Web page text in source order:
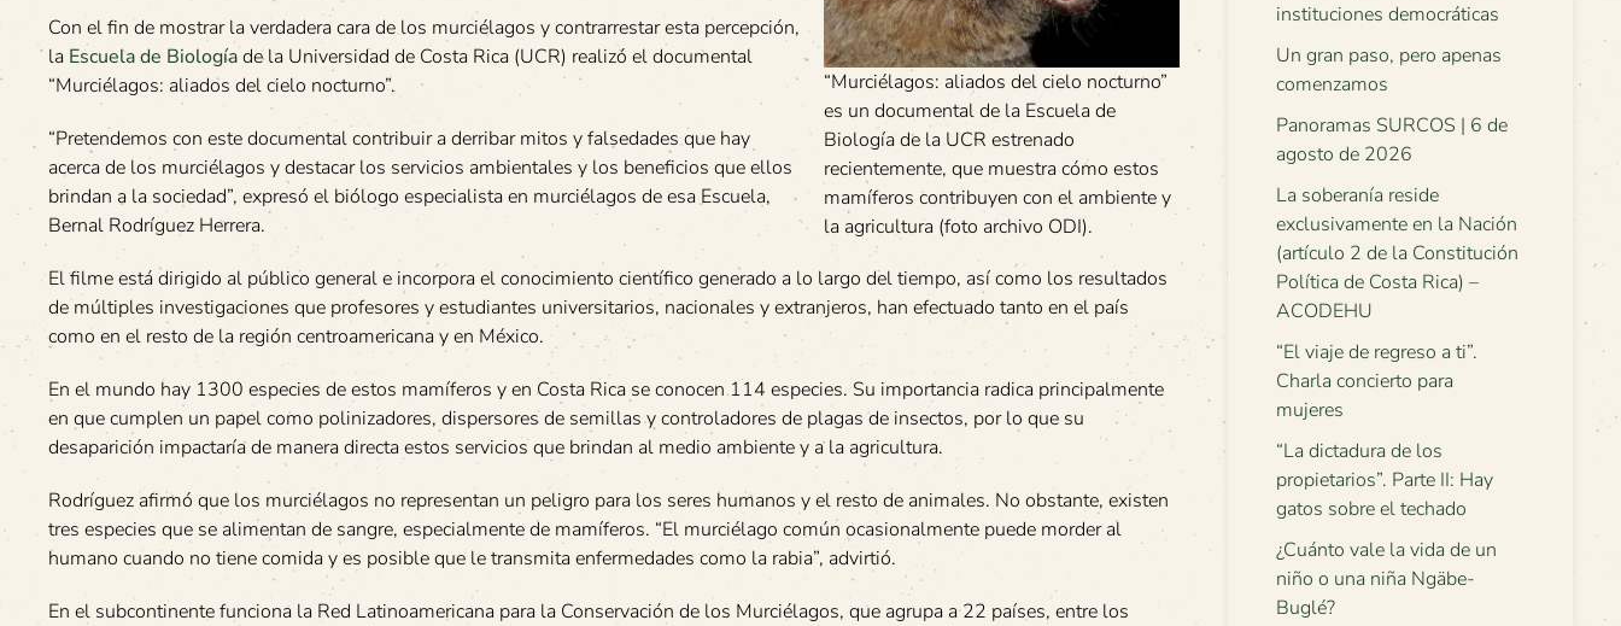
“Murciélagos: aliados del cielo nocturno”
es un documental de la Escuela de
Biología de la UCR estrenado
recientemente, que muestra cómo estos
mamíferos contribuyen con el ambiente y
la agricultura (foto archivo ODI).
Con el fin de mostrar la verdadera cara de los murciélagos y contrarrestar esta percepción,
la Escuela de Biologíade la Universidad de Costa Rica (UCR) realizó el documental
“Murciélagos: aliados del cielo nocturno”.
“Pretendemos con este documental contribuir a derribar mitos y falsedades que hay
acerca de los murciélagos y destacar los servicios ambientales y los beneficios que ellos
brindan a la sociedad”, expresó el biólogo especialista en murciélagos de esa Escuela,
Bernal Rodríguez Herrera.
El filme está dirigido al público general e incorpora el conocimiento científico generado a lo largo del tiempo, así como los resultados
de múltiples investigaciones que profesores y estudiantes universitarios, nacionales y extranjeros, han efectuado tanto en el país
como en el resto de la región centroamericana y en México.
En el mundo hay 1300 especies de estos mamíferos y en Costa Rica se conocen 114 especies. Su importancia radica principalmente
en que cumplen un papel como polinizadores, dispersores de semillas y controladores de plagas de insectos, por lo que su
desaparición impactaría de manera directa estos servicios que brindan al medio ambiente y a la agricultura.
Rodríguez afirmó que los murciélagos no representan un peligro para los seres humanos y el resto de animales. No obstante, existen
tres especies que se alimentan de sangre, especialmente de mamíferos. “El murciélago común ocasionalmente puede morder al
humano cuando no tiene comida y es posible que le transmita enfermedades como la rabia”, advirtió.
En el subcontinente funciona la Red Latinoamericana para la Conservación de los Murciélagos, que agrupa a 22 países, entre los
instituciones democráticas
Un gran paso, pero apenas
comenzamos
Panoramas SURCOS | 6 de
agosto de 2026
La soberanía reside
exclusivamente en la Nación
(artículo 2 de la Constitución
Política de Costa Rica) –
ACODEHU
“El viaje de regreso a ti”.
Charla concierto para
mujeres
“La dictadura de los
propietarios”. Parte II: Hay
gatos sobre el techado
¿Cuánto vale la vida de un
niño o una niña Ngäbe-
Buglé?